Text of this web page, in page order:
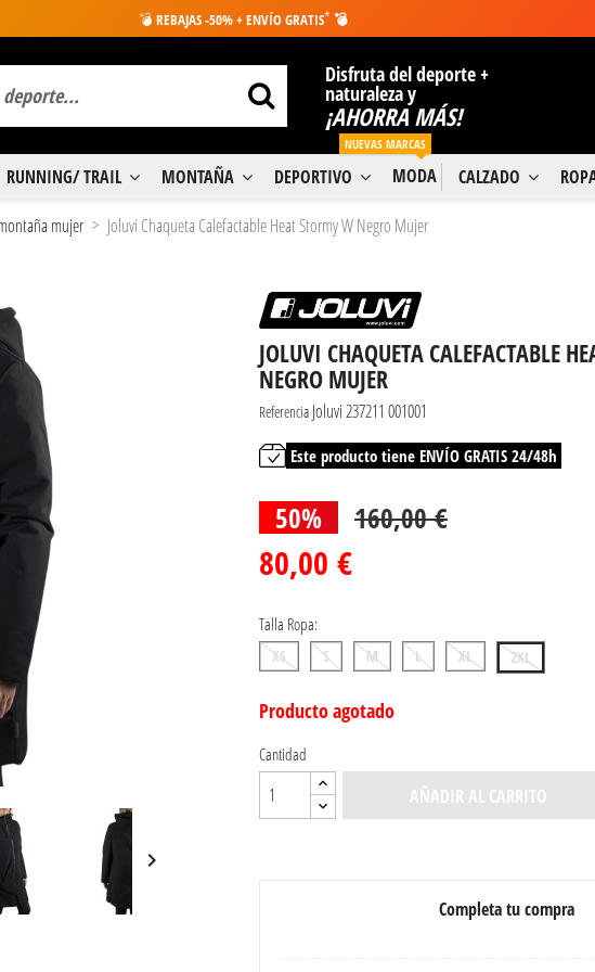
💣 REBAJAS -50% + ENVÍO GRATIS* 💣
Disfruta del deporte +
naturaleza y
¡AHORRA MÁS!
RUNNING/ TRAIL MONTAÑA DEPORTIVO MODA
NUEVAS MARCAS
CALZADO
mujer Joluvi Chaqueta Calefactable Heat Stormy W Negro Mujer

JOLUVI CHAQUETA CALEFACTABLE
NEGRO MUJER
Referencia Joluvi 237211 001001
Este producto tiene ENVÍO GRATIS 24/48h
50% 160,00 €
80,00 €
Talla Ropa:
XS S M L XL 2XL
Producto agotado
Cantidad
AÑADIR AL CARRITO
Completa tu compra